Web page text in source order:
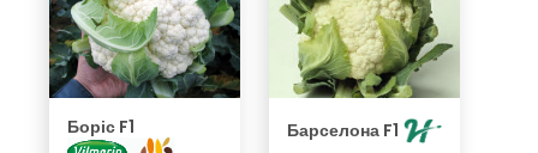
Боріс F1 Барселона F1